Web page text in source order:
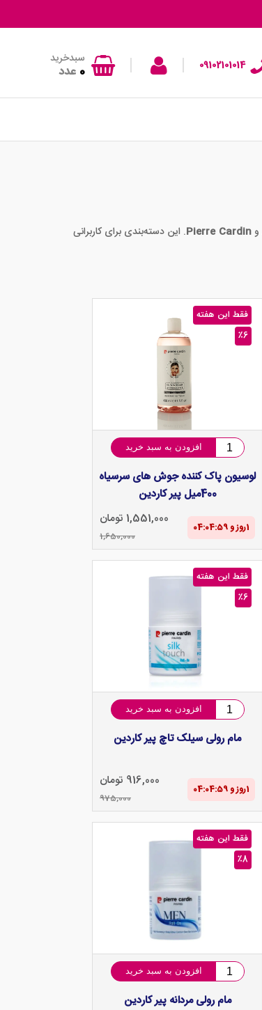
09102101014
|
| سبدخرید
0 عدد
وPierre Cardin. این دسته‌بندی برای کاربرانی
٪6
فقط این هفته
افزودن به سبد خرید
لوسیون پاک کننده جوش های سرسیاه
400میل پیر کاردین
1‌روز و 04:04‌:‌58 1,551,000 تومان
1,650,000
٪6
فقط این هفته
افزودن به سبد خرید
مام رولی سیلک تاچ پیر کاردین
1‌روز و 04:04‌:‌58 916,000 تومان
975,000
٪8
فقط این هفته
افزودن به سبد خرید
مام رولی مردانه پیر کاردین